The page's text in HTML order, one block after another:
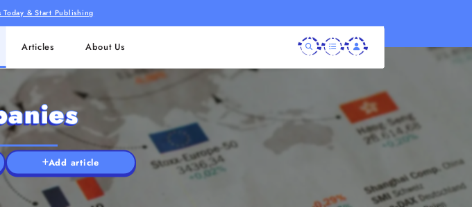
Today & Start Publishing
Articles About Us
Add article